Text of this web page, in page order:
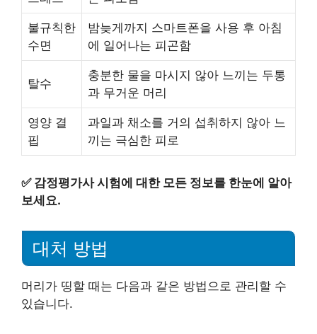
불규칙한
수면
밤늦게까지 스마트폰을 사용 후 아침
에 일어나는 피곤함
탈수
충분한 물을 마시지 않아 느끼는 두통
과 무거운 머리
영양 결
핍
과일과 채소를 거의 섭취하지 않아 느
끼는 극심한 피로
✅ 감정평가사 시험에 대한 모든 정보를 한눈에 알아
보세요.
대처 방법
머리가 띵할 때는 다음과 같은 방법으로 관리할 수
있습니다.